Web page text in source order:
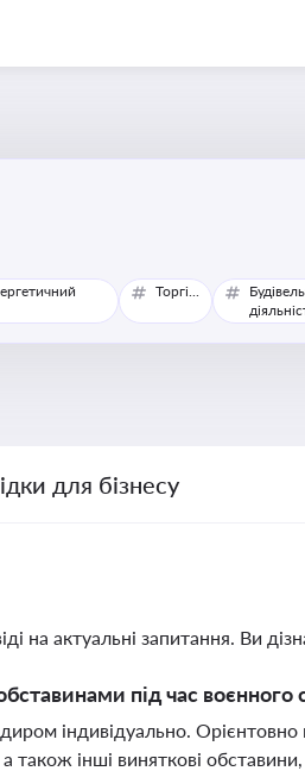
Торгівля
для бізнесу
на актуальні запитання. Ви
під час воєнного
індивідуально.
також інші виняткові